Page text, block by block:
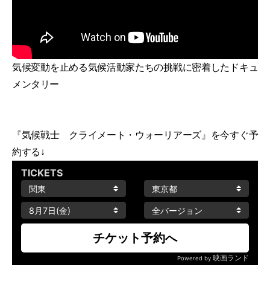
気候変動を止める気候活動家たちの挑戦に密着したドキュ
メンタリー
『気候戦士 クライメート・ウォーリアーズ』を今すぐ予
約する↓